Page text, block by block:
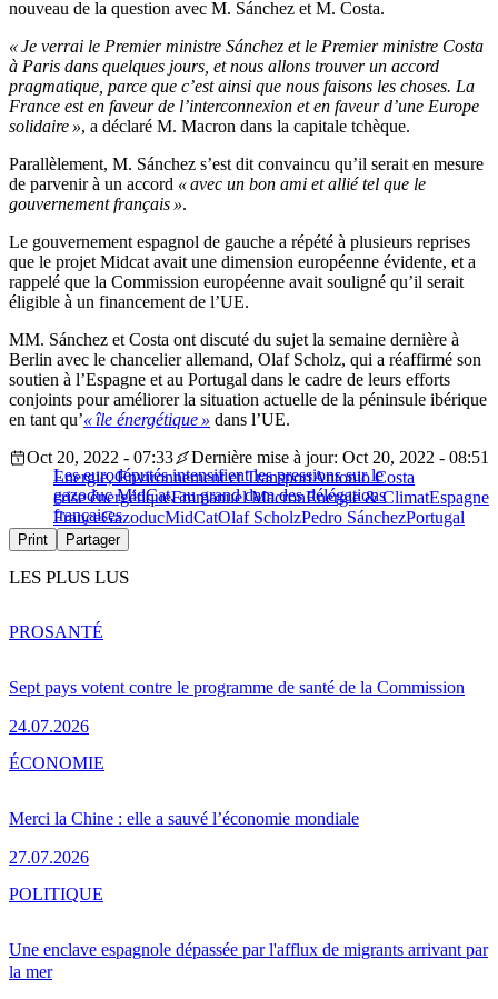
nouveau de la question avec M. Sánchez et M. Costa.
« Je verrai le Premier ministre Sánchez et le Premier ministre Costa
à Paris dans quelques jours, et nous allons trouver un accord
pragmatique, parce que c’est ainsi que nous faisons les choses. La
France est en faveur de l’interconnexion et en faveur d’une Europe
solidaire », a déclaré M. Macron dans la capitale tchèque.
Parallèlement, M. Sánchez s’est dit convaincu qu’il serait en mesure
de parvenir à un accord « avec un bon ami et allié tel que le
gouvernement français ».
Le gouvernement espagnol de gauche a répété à plusieurs reprises
que le projet Midcat avait une dimension européenne évidente, et a
rappelé que la Commission européenne avait souligné qu’il serait
éligible à un financement de l’UE.
MM. Sánchez et Costa ont discuté du sujet la semaine dernière à
Berlin avec le chancelier allemand, Olaf Scholz, qui a réaffirmé son
soutien à l’Espagne et au Portugal dans le cadre de leurs efforts
conjoints pour améliorer la situation actuelle de la péninsule ibérique
en tant qu’« île énergétique » dans l’UE.
Les eurodéputés intensifient les pressions sur le
gazoduc MidCat, au grand dam des délégations
françaises
Oct 20, 2022 - 07:33
Dernière mise à jour: Oct 20, 2022 - 08:51
Energie, Environnement et TransportAntonio Costa
crise énergétiqueEmmanuel MacronEnergie & ClimatEspagne
FranceGazoducMidCatOlaf ScholzPedro SánchezPortugal
Print Partager
LES PLUS LUS
Sept pays votent contre le programme de santé de la Commission
24.07.2026
PROSANTÉ
Merci la Chine : elle a sauvé l’économie mondiale
27.07.2026
ÉCONOMIE
Une enclave espagnole dépassée par l'afflux de migrants arrivant par
la mer
POLITIQUE